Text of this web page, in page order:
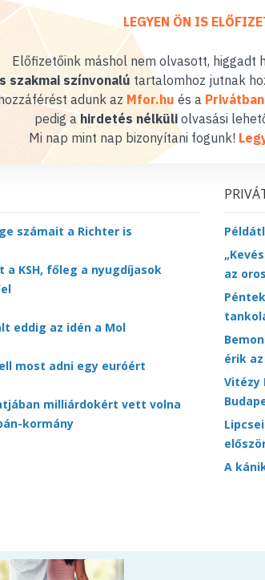
LEGYEN ÖN IS
Előfizetőink máshol nem olvasott, higgadt
szakmai színvonalú tartalomhoz jutnak
adunk az Mfor.hu és a
pedig ahirdetés nélküliolvasási
Mi nap mint nap bizonyítani fogunk!
számait a Richter is
a KSH, főleg a nyugdíjasok
eddig az idén a Mol
most adni egy euróért
milliárdokért vett volna
kormány
az
érik
Vitézy
A